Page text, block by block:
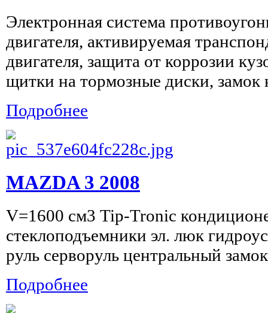
Электронная система
двигателя, активируемая
двигателя, защита от коррозии
щитки на тормозные диски, замок
Подробнее
MAZDA 3 2008
V=1600 см3 Tip-Tronic
стеклоподъемники эл. люк
руль серворуль центральный
Подробнее